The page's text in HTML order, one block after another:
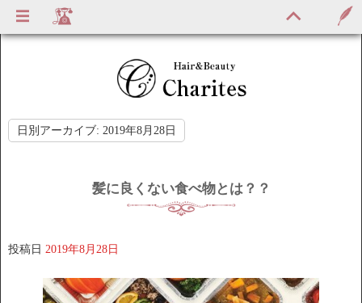
日別アーカイブ: 2019年8月28日
髪に良くない食べ物とは？？
投稿日 2019年8月28日